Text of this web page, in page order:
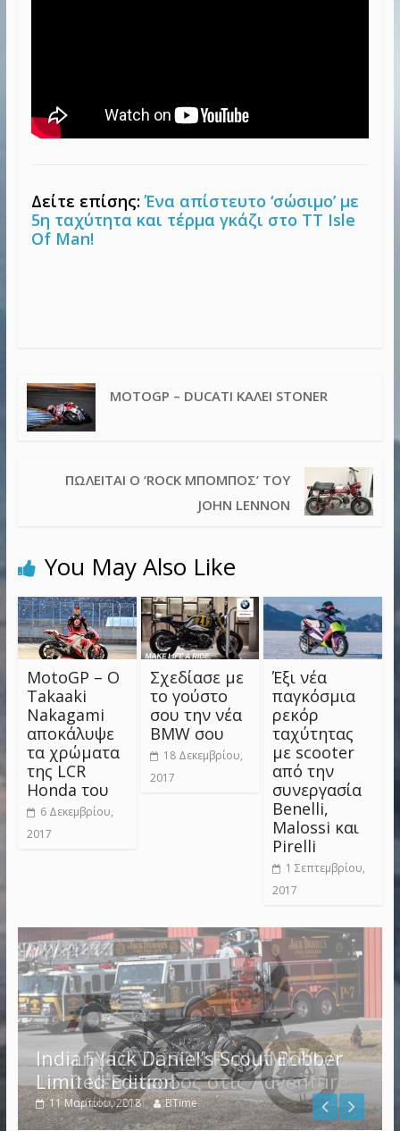
Δείτε επίσης:Ένα απίστευτο ‘σώσιμο’ με
5η ταχύτητα και τέρμα γκάζι στο TT Isle
Of Man!
MOTOGP – DUCATI ΚΑΛΕΊ STONER
ΠΩΛΕΊΤΑΙ Ο ‘ROCK ΜΠΌΜΠΟΣ’ ΤΟΥ
JOHN LENNON
You May Also Like
MotoGP – Ο
Takaaki
Nakagami
αποκάλυψε
τα χρώματα
της LCR
Honda του
6 Δεκεμβρίου,
2017
Σχεδίασε με
το γούστο
σου την νέα
BMW σου
18 Δεκεμβρίου,
2017
Έξι νέα
παγκόσμια
ρεκόρ
ταχύτητας
με scooter
από την
συνεργασία
Benelli,
Malossi και
Pirelli
1 Σεπτεμβρίου,
2017
Indian Jack Daniel’s Scout Bobber
Limited Edition
11 Μαρτίου, 2018 BTime